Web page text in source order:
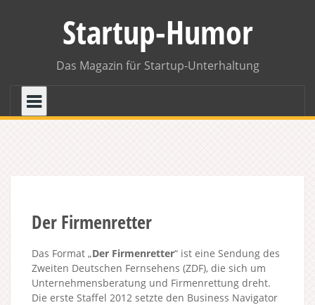
Startup-Humor
Das Magazin für Startup-Unterhaltung
Der Firmenretter
Das Format „Der Firmenretter“ ist eine Sendung des
Zweiten Deutschen Fernsehens (ZDF), die sich um
Unternehmensberatung und Firmenrettung dreht.
Die erste Staffel 2012 setzte den Business Navigator